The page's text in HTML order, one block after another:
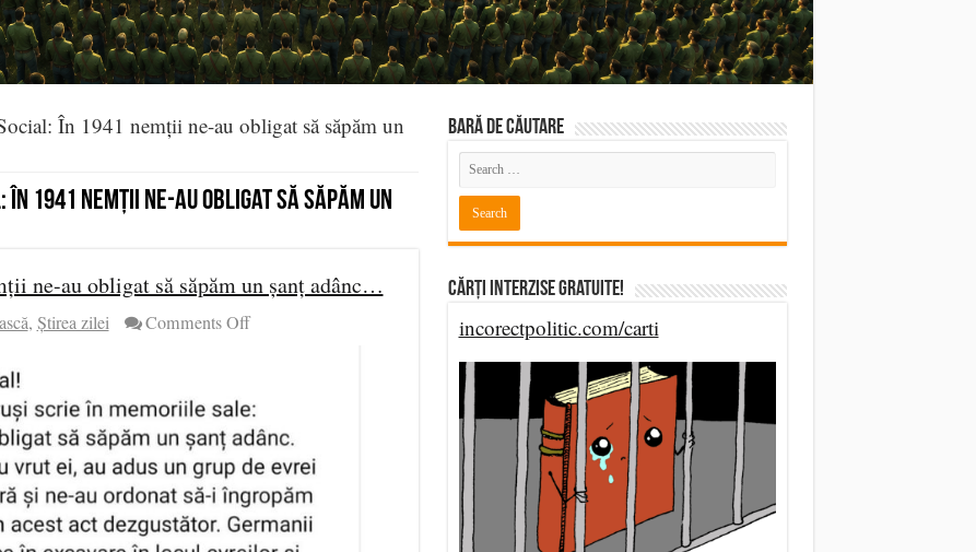
În 1941 nemții ne-au obligat să săpăm un
1941 nemții ne-au obligat să săpăm un
ne-au obligat să săpăm un șanț adânc…
, Știrea zilei Comments Offon
1941
nemții
ne-
au
obligat
să
BARĂ DE CĂUTARE
Cărți Interzise Gratuite!
incorectpolitic.com/carti